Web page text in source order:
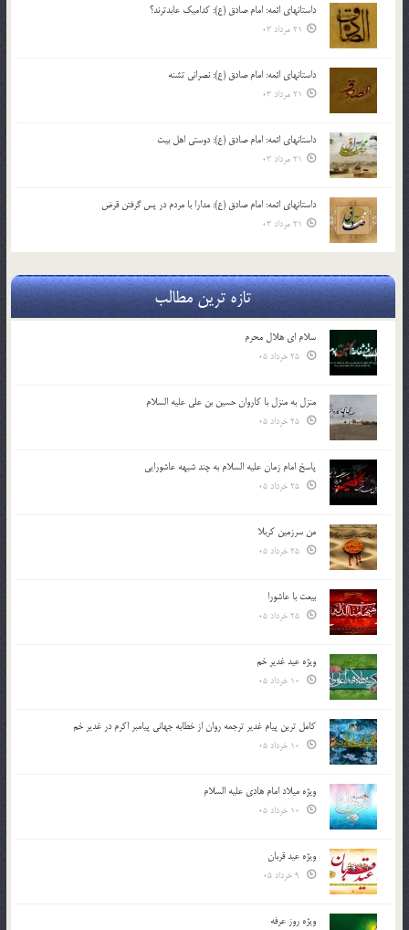
داستانهای ائمه: امام صادق (ع): کدامیک عابدترند؟
21 مرداد 03
داستانهای ائمه: امام صادق (ع): نصرانی تشنه
21 مرداد 03
داستانهای ائمه: امام صادق (ع): دوستی اهل بیت
21 مرداد 03
داستانهای ائمه: امام صادق (ع): مدارا با مردم در پس گرفتن قرض
21 مرداد 03
تازه ترین مطالب
سلام ای هلال محرم
منزل به منزل با کاروان حسین بن علی علیه السلام
پاسخ امام زمان علیه السلام به چند شبهه عاشورایی
من سرزمین کربلا
بیعت با عاشورا
ویژه عید غدیر خم
کامل ترین پیام غدیر ترجمه روان از خطابه جهانی پیامبر اکرم در غدیر خم
ویژه میلاد امام هادی علیه السلام
ویژه عید قربان
ویژه روز عرفه